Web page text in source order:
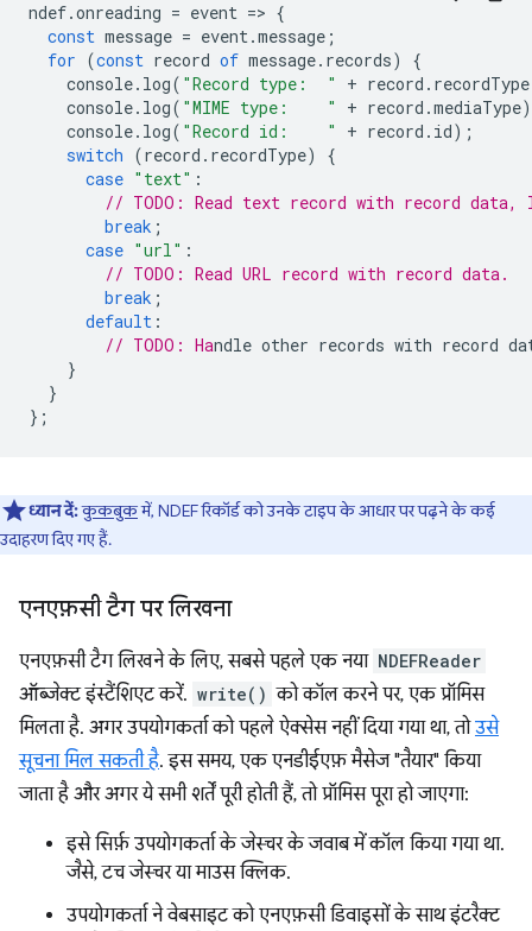
ndef.onreading = event => {
const message = event.message ;
for (const record of message. records)
{
console. log( "Record type:  " + record . recordType
console. log( "MIME type:    " + record .mediaType
console. log( "Record id:    " + record . id);
switch (record . recordType)
{
case "text" :
// TODO: Read text record with record data,
break ;
case "url" :
// TODO: Read URL record with record data.
break ;
default :
// TODO: Ha
}
}
};
ध्यान दें:कुकबुकमें, NDEF रिकॉर्ड को उनके टाइप के आधार पर पढ़ने के कई
उदाहरण दिए गए हैं.
एनएफ़सी टैग पर लिखना
एनएफ़सी टैग लिखने के लिए, सबसे पहले एक नया NDEFReader
ऑब्जेक्ट इंस्टैंशिएट करें. write() को कॉल करने पर, एक प्रॉमिस
मिलता है. अगर उपयोगकर्ता को पहले ऐक्सेस नहीं दिया गया था, तोउसे
सूचना मिल सकती है. इस समय, एक एनडीईएफ़ मैसेज "तैयार" किया
जाता है और अगर ये सभी शर्तें पूरी होती हैं, तो प्रॉमिस पूरा हो जाएगा:
इसे सिर्फ़ उपयोगकर्ता के जेस्चर के जवाब में कॉल किया गया था.
जैसे, टच जेस्चर या माउस क्लिक.
उपयोगकर्ता ने वेबसाइट को एनएफ़सी डिवाइसों के साथ इंटरैक्ट